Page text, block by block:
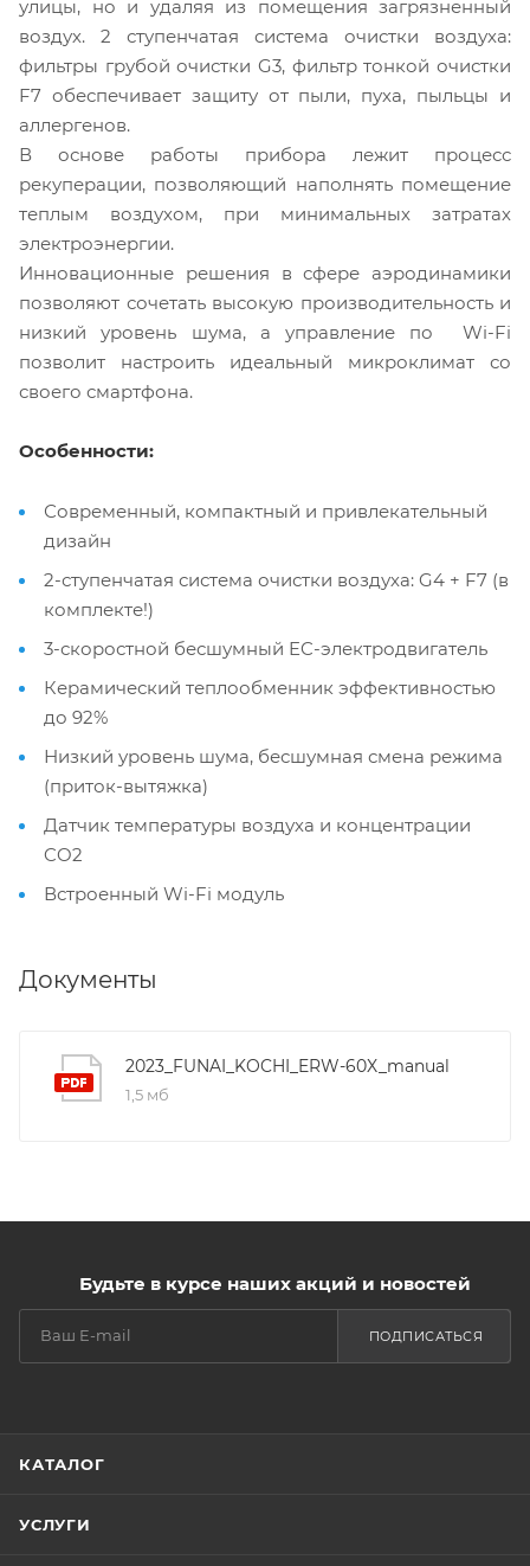
улицы, но и удаляя из помещения загрязненный
воздух. 2 ступенчатая система очистки воздуха:
фильтры грубой очистки G3, фильтр тонкой очистки
F7 обеспечивает защиту от пыли, пуха, пыльцы и
аллергенов.
В основе работы прибора лежит процесс
рекуперации, позволяющий наполнять помещение
теплым воздухом, при минимальных затратах
электроэнергии.
Инновационные решения в сфере аэродинамики
позволяют сочетать высокую производительность и
низкий уровень шума, а управление по Wi-Fi
позволит настроить идеальный микроклимат со
своего смартфона.
Особенности:
Современный, компактный и привлекательный
дизайн
2-ступенчатая система очистки воздуха: G4 + F7 (в
комплекте!)
3-скоростной бесшумный EC-электродвигатель
Керамический теплообменник эффективностью
до 92%
Низкий уровень шума, бесшумная смена режима
(приток-вытяжка)
Датчик температуры воздуха и концентрации
CO2
Встроенный Wi-Fi модуль
Документы
2023_FUNAI_KOCHI_ERW-60X_manual
1,5 мб
Будьте в курсе наших акций и новостей
ПОДПИСАТЬСЯ
КАТАЛОГ
УСЛУГИ